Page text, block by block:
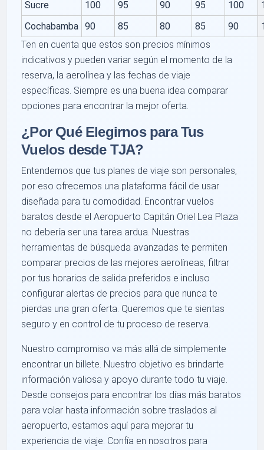
Sucre
100 95 90 95 100
Cochabamba 90 85 80 85 90
Ten en cuenta que estos son precios mínimos
indicativos y pueden variar según el momento de la
reserva, la aerolínea y las fechas de viaje
específicas. Siempre es una buena idea comparar
opciones para encontrar la mejor oferta.
¿Por Qué Elegirnos para Tus
Vuelos desde TJA?
Entendemos que tus planes de viaje son personales,
por eso ofrecemos una plataforma fácil de usar
diseñada para tu comodidad. Encontrar vuelos
baratos desde el Aeropuerto Capitán Oriel Lea Plaza
no debería ser una tarea ardua. Nuestras
herramientas de búsqueda avanzadas te permiten
comparar precios de las mejores aerolíneas, filtrar
por tus horarios de salida preferidos e incluso
configurar alertas de precios para que nunca te
pierdas una gran oferta. Queremos que te sientas
seguro y en control de tu proceso de reserva.
Nuestro compromiso va más allá de simplemente
encontrar un billete. Nuestro objetivo es brindarte
información valiosa y apoyo durante todo tu viaje.
Desde consejos para encontrar los días más baratos
para volar hasta información sobre traslados al
aeropuerto, estamos aquí para mejorar tu
experiencia de viaje. Confía en nosotros para